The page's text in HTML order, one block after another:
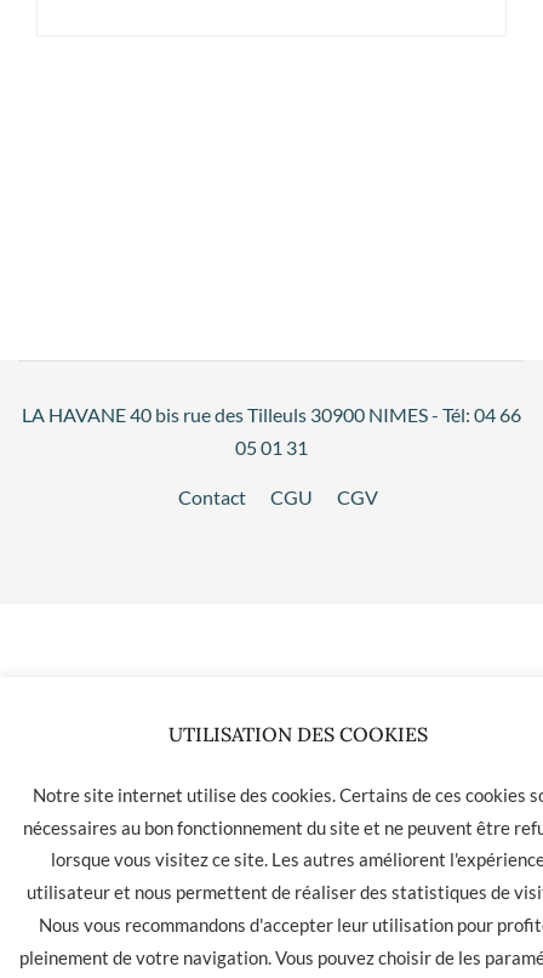
LA HAVANE 40 bis rue des Tilleuls 30900 NIMES - Tél: 04 66
05 01 31
Contact CGU CGV
UTILISATION DES COOKIES
Notre site internet utilise des cookies. Certains de ces cookies
nécessaires au bon fonctionnement du site et ne peuvent être
lorsque vous visitez ce site. Les autres améliorent
utilisateur et nous permettent de réaliser des statistiques de
Nous vous recommandons d'accepter leur utilisation pour
pleinement de votre navigation. Vous pouvez choisir de les